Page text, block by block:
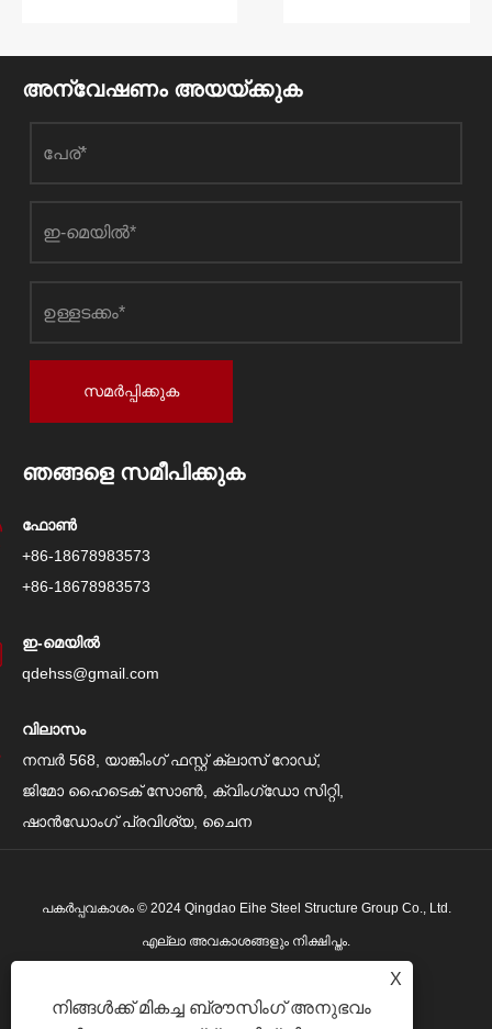
അന്വേഷണം അയയ്ക്കുക
സമർപ്പിക്കുക
ഞങ്ങളെ സമീപിക്കുക
ഫോൺ
+86-18678983573
+86-18678983573
ഇ-മെയിൽ
qdehss@gmail.com
വിലാസം
നമ്പർ 568, യാങ്കിംഗ് ഫസ്റ്റ് ക്ലാസ് റോഡ്,
ജിമോ ഹൈടെക് സോൺ, ക്വിംഗ്‌ഡോ സിറ്റി,
ഷാൻഡോംഗ് പ്രവിശ്യ, ചൈന
പകർപ്പവകാശം © 2024 Qingdao Eihe Steel Structure Group Co., Ltd.
എല്ലാ അവകാശങ്ങളും നിക്ഷിപ്തം.
സ്വകാര്യതാ നയം |
X
നിങ്ങൾക്ക് മികച്ച ബ്രൗസിംഗ് അനുഭവം